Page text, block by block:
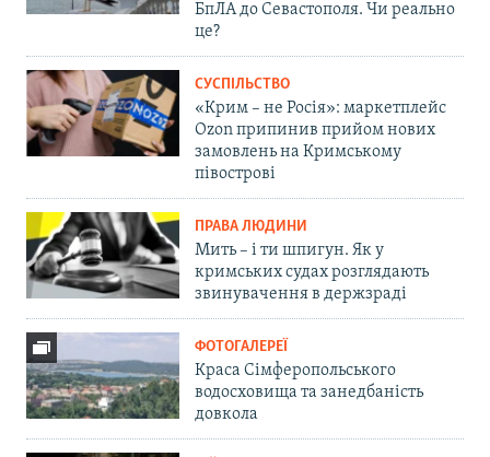
БпЛА до Севастополя. Чи реально
це?
СУСПІЛЬСТВО
«Крим – не Росія»: маркетплейс
Ozon припинив прийом нових
замовлень на Кримському
півострові
ПРАВА ЛЮДИНИ
Мить – і ти шпигун. Як у
кримських судах розглядають
звинувачення в держзраді
ФОТОГАЛЕРЕЇ
Краса Сімферопольського
водосховища та занедбаність
довкола